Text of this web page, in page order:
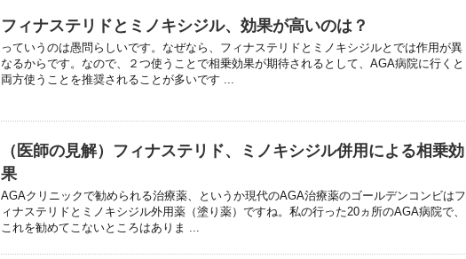
フィナステリドとミノキシジル、効果が高いのは？
っていうのは愚問らしいです。なぜなら、フィナステリドとミノキシジルとでは作用が異
なるからです。なので、２つ使うことで相乗効果が期待されるとして、AGA病院に行くと
両方使うことを推奨されることが多いです ...
（医師の見解）フィナステリド、ミノキシジル併用による相乗効
果
AGAクリニックで勧められる治療薬、というか現代のAGA治療薬のゴールデンコンビはフ
ィナステリドとミノキシジル外用薬（塗り薬）ですね。私の行った20ヵ所のAGA病院で、
これを勧めてこないところはありま ...